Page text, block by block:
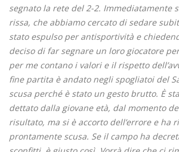
segnato la rete del 2-2. Immediatamente
rissa, che abbiamo cercato di sedare
stato espulso per antisportività e
deciso di far segnare un loro giocatore
per me contano i valori e il rispetto
fine partita è andato negli spogliatoi del
scusa perché è stato un gesto brutto. È
dettato dalla giovane età, dal momento
risultato, ma si è accorto dell’errore e ha
prontamente scusa. Se il campo ha